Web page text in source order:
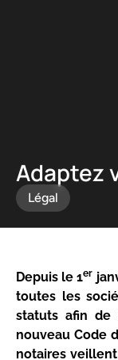
Adaptez
Légal
Depuis le 1er
toutes les
statuts afin
nouveau Code
notaires